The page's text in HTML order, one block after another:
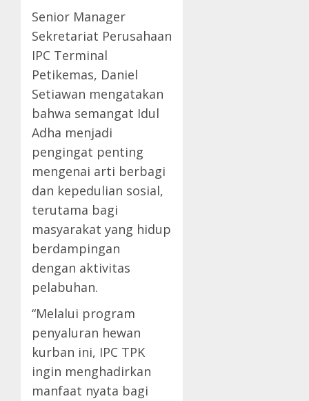
Senior Manager
Sekretariat Perusahaan
IPC Terminal
Petikemas, Daniel
Setiawan mengatakan
bahwa semangat Idul
Adha menjadi
pengingat penting
mengenai arti berbagi
dan kepedulian sosial,
terutama bagi
masyarakat yang hidup
berdampingan
dengan aktivitas
pelabuhan.
“Melalui program
penyaluran hewan
kurban ini, IPC TPK
ingin menghadirkan
manfaat nyata bagi